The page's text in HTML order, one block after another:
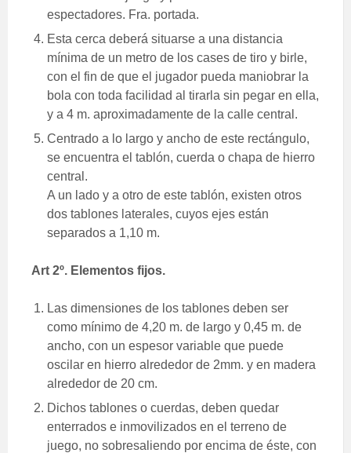
espectadores. Fra. portada.
Esta cerca deberá situarse a una distancia
mínima de un metro de los cases de tiro y birle,
con el fin de que el jugador pueda maniobrar la
bola con toda facilidad al tirarla sin pegar en ella,
y a 4 m. aproximadamente de la calle central.
Centrado a lo largo y ancho de este rectángulo,
se encuentra el tablón, cuerda o chapa de hierro
central.
A un lado y a otro de este tablón, existen otros
dos tablones laterales, cuyos ejes están
separados a 1,10 m.
Art 2º. Elementos fijos.
Las dimensiones de los tablones deben ser
como mínimo de 4,20 m. de largo y 0,45 m. de
ancho, con un espesor variable que puede
oscilar en hierro alrededor de 2mm. y en madera
alrededor de 20 cm.
Dichos tablones o cuerdas, deben quedar
enterrados e inmovilizados en el terreno de
juego, no sobresaliendo por encima de éste, con